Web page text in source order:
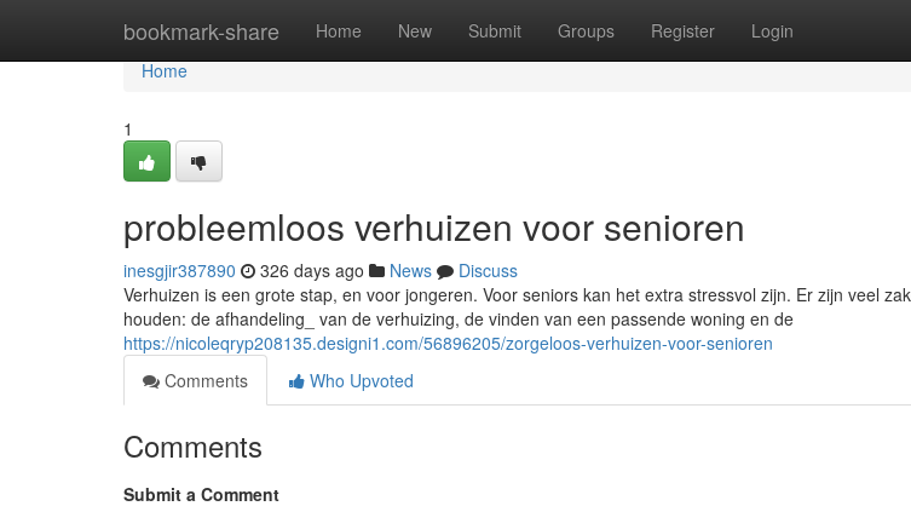
bookmark-share Home New Submit Groups Register Login
Home
Home
1
probleemloos verhuizen voor senioren
inesgjir387890 326 days ago News
Discuss
Verhuizen is een grote stap, en voor jongeren. Voor seniors kan het extra stressvol zijn. Er zijn veel
houden: de afhandeling_ van de verhuizing, de vinden van een passende woning en de
https://nicoleqryp208135.designi1.com/56896205/zorgeloos-verhuizen-voor-senioren
Comments
Who Upvoted
Comments
Submit a Comment